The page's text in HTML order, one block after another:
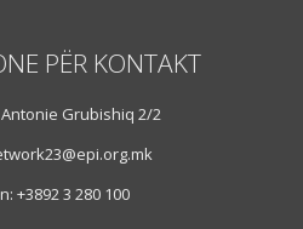
PËR KONTAKT
Grubishiq 2/2
+3892 3 280 100